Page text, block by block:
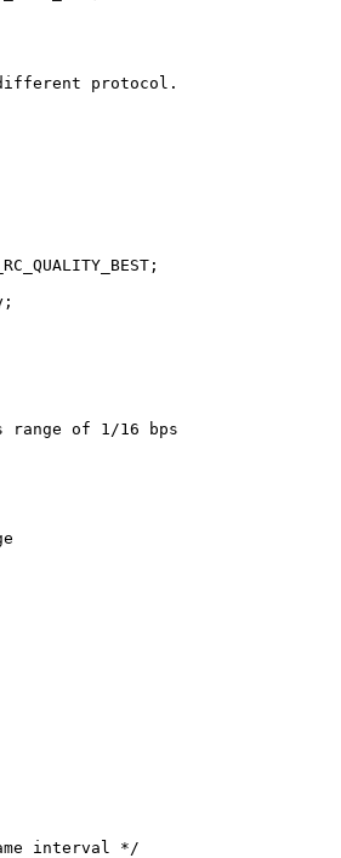
protocol.
of 1/16 bps
interval */